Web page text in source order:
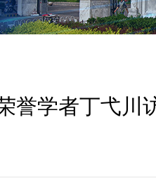
誉学者丁弋川